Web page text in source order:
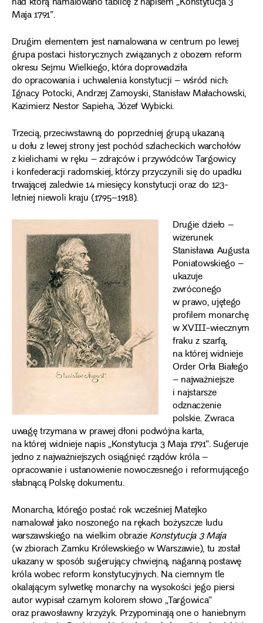
Maja 1791”.
Drugim elementem jest namalowana w centrum po lewej
grupa postaci historycznych związanych z obozem reform
okresu Sejmu Wielkiego, która doprowadziła
do opracowania i uchwalenia konstytucji – wśród nich:
Ignacy Potocki, Andrzej Zamoyski, Stanisław Małachowski,
Kazimierz Nestor Sapieha, Józef Wybicki.
Trzecią, przeciwstawną do poprzedniej grupą ukazaną
u dołu z lewej strony jest pochód szlacheckich warchołów
z kielichami w ręku – zdrajców i przywódców Targowicy
i konfederacji radomskiej, którzy przyczynili się do upadku
trwającej zaledwie 14 miesięcy konstytucji oraz do 123-
letniej niewoli kraju (1795–1918).
Drugie dzieło –
wizerunek
Stanisława Augusta
Poniatowskiego –
ukazuje
zwróconego
w prawo, ujętego
profilem monarchę
w XVIII-wiecznym
fraku z szarfą,
na której widnieje
Order Orła Białego
– najważniejsze
i najstarsze
odznaczenie
polskie. Zwraca
uwagę trzymana w prawej dłoni podwójna karta,
na której widnieje napis „Konstytucja 3 Maja 1791”. Sugeruje
jedno z najważniejszych osiągnięć rządów króla –
opracowanie i ustanowienie nowoczesnego i reformującego
słabnącą Polskę dokumentu.
Monarcha, którego postać rok wcześniej Matejko
namalował jako noszonego na rękach bożyszcze ludu
warszawskiego na wielkim obrazieKonstytucja 3 Maja
(w zbiorach Zamku Królewskiego w Warszawie), tu został
ukazany w sposób sugerujący chwiejną, naganną postawę
króla wobec reform konstytucyjnych. Na ciemnym tle
okalającym sylwetkę monarchy na wysokości jego piersi
autor wypisał czarnym kolorem słowo „Targowica”
oraz prawosławny krzyżyk. Przypominają one o haniebnym